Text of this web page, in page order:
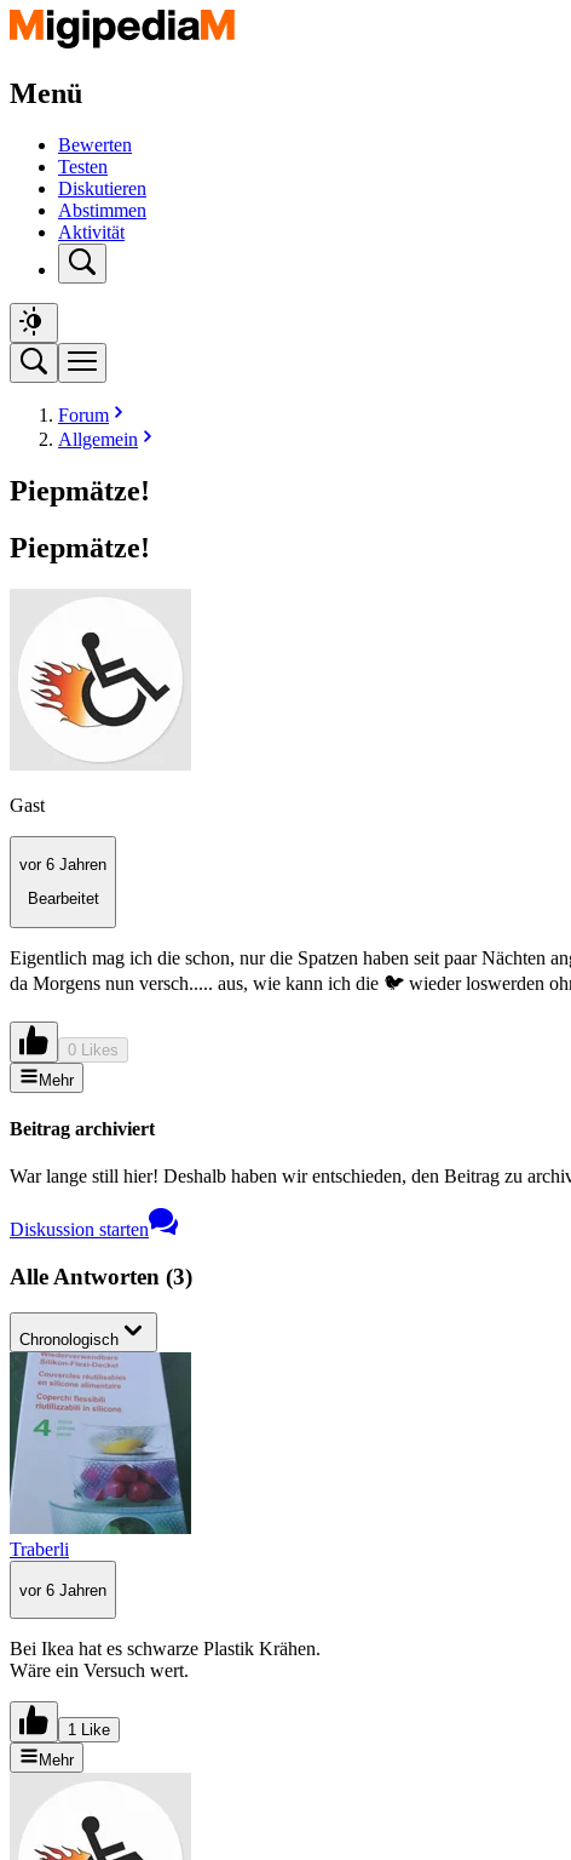
Menü
Bewerten
Testen
Diskutieren
Abstimmen
Aktivität
Forum
Allgemein
Piepmätze!
Piepmätze!
Gast
vor 6 Jahren
Bearbeitet
Eigentlich mag ich die schon, nur die Spatzen haben seit paar Nächten
da Morgens nun versch..... aus, wie kann ich die 🐦 wieder loswerden
0 Likes
Mehr
Beitrag archiviert
War lange still hier! Deshalb haben wir entschieden, den Beitrag zu
Diskussion starten
Alle Antworten (3)
Chronologisch
Traberli
vor 6 Jahren
Bei Ikea hat es schwarze Plastik Krähen.
Wäre ein Versuch wert.
1 Like
Mehr